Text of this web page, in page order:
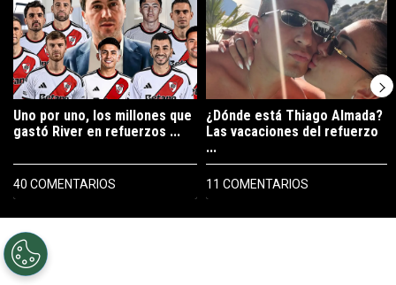
PUBLICIDAD
Uno por uno, los millones que
gastó River en refuerzos ...
40 COMENTARIOS
¿Dónde está Thiago Almada?
Las vacaciones del refuerzo
...
11 COMENTARIOS